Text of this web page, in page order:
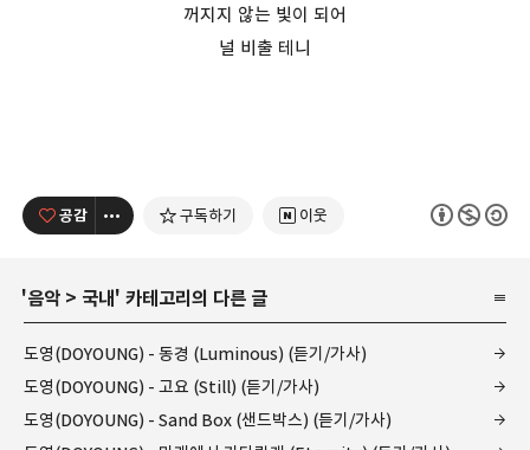
꺼지지 않는 빛이 되어
널 비출 테니
공감 구독하기 이웃
'음악 > 국내' 카테고리의 다른 글
도영(DOYOUNG) - 동경 (Luminous) (듣기/가사)
도영(DOYOUNG) - 고요 (Still) (듣기/가사)
도영(DOYOUNG) - Sand Box (샌드박스) (듣기/가사)